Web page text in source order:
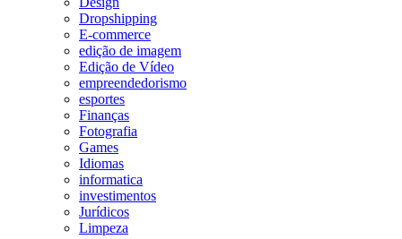
Dropshipping
E-commerce
edição de imagem
Edição de Vídeo
empreendedorismo
esportes
Finanças
Fotografia
Games
Idiomas
informatica
investimentos
Jurídicos
Limpeza